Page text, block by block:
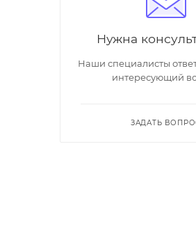
Нужна
Наши специалисты
интересующий
ЗАДАТЬ